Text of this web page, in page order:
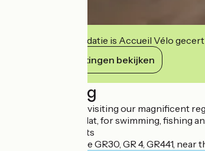
Deze accommodatie is Accueil Vélo
Haar verplichtingen bekijken
Beschrijving
Ideally located for visiting our magnificent
Close to Lac d'Aydat, for swimming, fishing
Close to ski resorts
On the route of the GR30, GR 4, GR441, near